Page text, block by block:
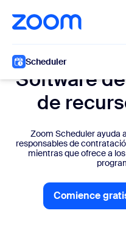
contenido principal
al chat de ayuda
Scheduler
Software
de
Zoom Scheduler ayuda
responsables de
mientras que ofrece a
Comience